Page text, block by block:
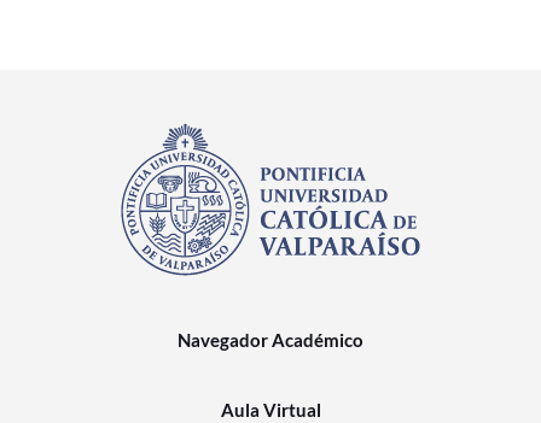
Navegador Académico
Aula Virtual